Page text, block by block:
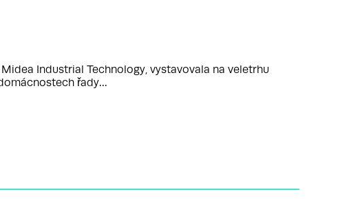
Industrial Technology, vystavovala na veletrhu
řady…